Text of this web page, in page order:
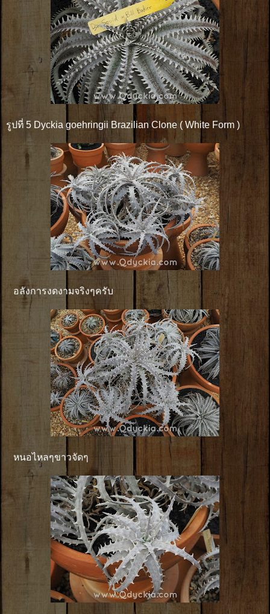
รูปที่ 5 Dyckia goehringii Brazilian Clone ( White Form )
อลังการงดงามจริงๆครับ
หนอไหลๆขาวจัดๆ